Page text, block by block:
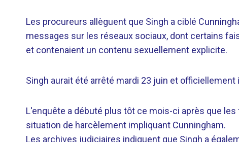
Les procureurs allèguent que Singh a ciblé
messages sur les réseaux sociaux, dont certains
et contenaient un contenu sexuellement explicite.
Singh aurait été arrêté mardi 23 juin et officiellement
L'enquête a débuté plus tôt ce mois-ci après que
situation de harcèlement impliquant Cunningham.
Les archives judiciaires indiquent que Singh a